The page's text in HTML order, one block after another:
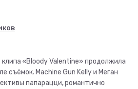
клипа «Bloody Valentine» продолжила
съёмок. Machine Gun Kelly и Меган
папарацци, романтично